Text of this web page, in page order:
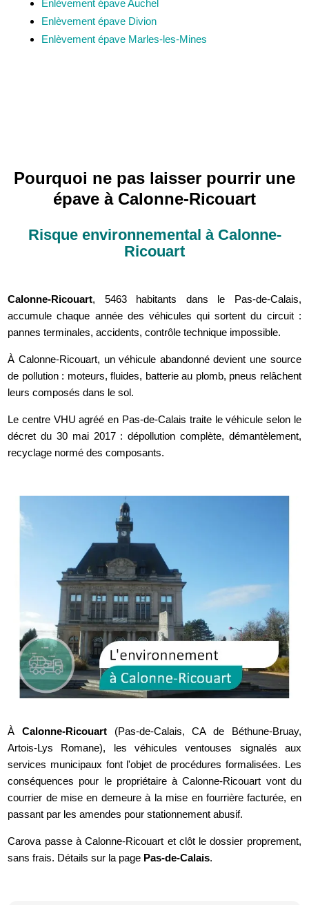
Enlèvement épave Auchel
Enlèvement épave Divion
Enlèvement épave Marles-les-Mines
Pourquoi ne pas laisser pourrir une
épave à Calonne-Ricouart
Risque environnemental à Calonne-
Ricouart
Calonne-Ricouart, 5463 habitants dans le Pas-de-Calais,
accumule chaque année des véhicules qui sortent du circuit :
pannes terminales, accidents, contrôle technique impossible.
À Calonne-Ricouart, un véhicule abandonné devient une source
de pollution : moteurs, fluides, batterie au plomb, pneus relâchent
leurs composés dans le sol.
Le centre VHU agréé en Pas-de-Calais traite le véhicule selon le
décret du 30 mai 2017 : dépollution complète, démantèlement,
recyclage normé des composants.
À Calonne-Ricouart(Pas-de-Calais, CA de Béthune-Bruay,
Artois-Lys Romane), les véhicules ventouses signalés aux
services municipaux font l'objet de procédures formalisées. Les
conséquences pour le propriétaire à Calonne-Ricouart vont du
courrier de mise en demeure à la mise en fourrière facturée, en
passant par les amendes pour stationnement abusif.
Carova passe à Calonne-Ricouart et clôt le dossier proprement,
sans frais. Détails sur la page Pas-de-Calais.